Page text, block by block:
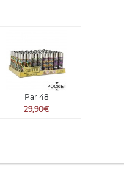
Par 48
29,90€